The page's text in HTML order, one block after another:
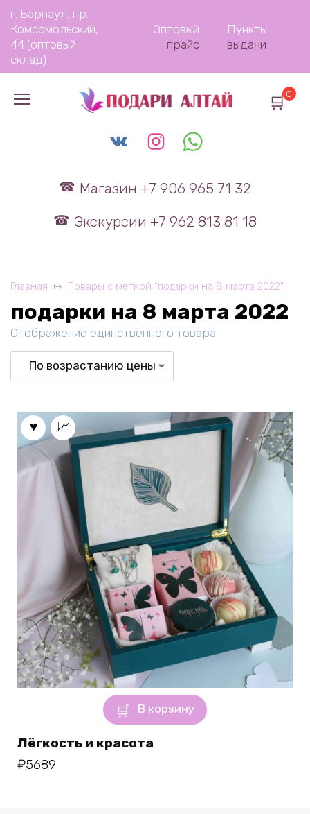
Перейти
содержанию
г. Барнаул, пр.
Комсомольский,
44 (оптовый
склад)
Оптовый
прайс
Пункты
выдачи
Магазин +7 906 965 71 32
Экскурсии +7 962 813 81 18
0
Главная Товары с меткой “подарки на 8 марта 2022”
подарки на 8 марта 2022
Отображение единственного товара
В корзину
Лёгкость и красота
₽5689